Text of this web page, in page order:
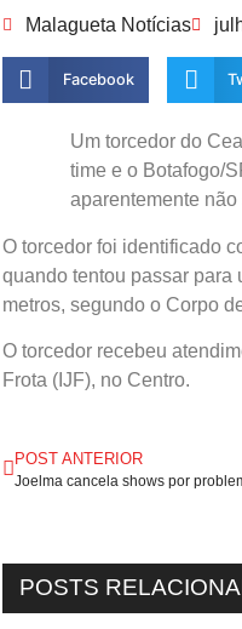
Malagueta Notícias
Facebook
Um torcedor do
time e o Botafogo/
aparentemente
O torcedor foi identificado
quando tentou passar para
metros, segundo o Corpo
O torcedor recebeu
Frota (IJF), no Centro.
POST ANTERIOR
Joelma cancela shows por
POSTS